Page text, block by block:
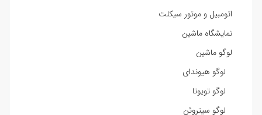
اتومبیل و موتور سیکلت
نمایشگاه ماشین
لوگو ماشین
لوگو هیوندای
لوگو تویوتا
لوگو سیتروئن